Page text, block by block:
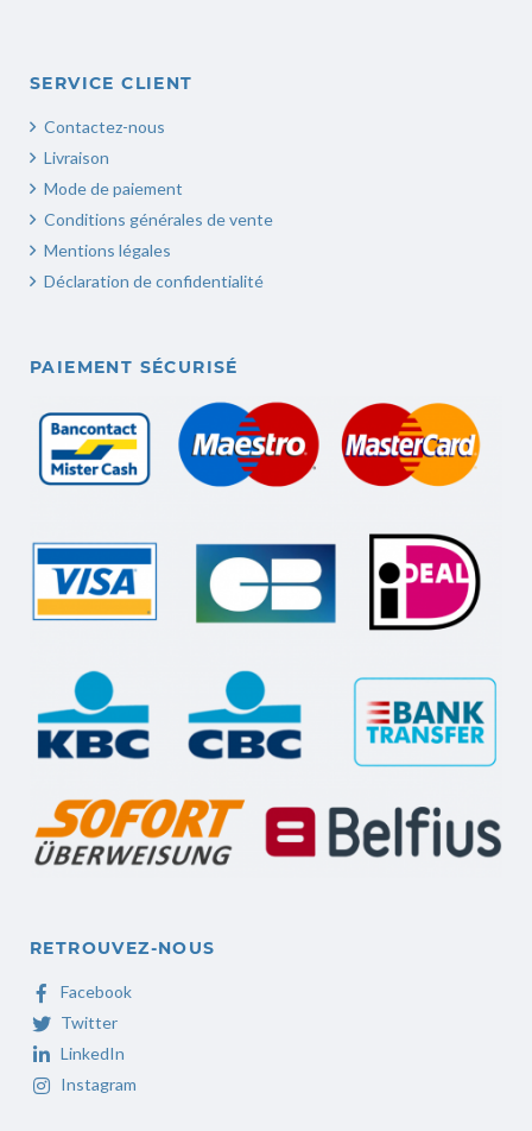
SERVICE CLIENT
Contactez-nous
Livraison
Mode de paiement
Conditions générales de vente
Mentions légales
Déclaration de confidentialité
PAIEMENT SÉCURISÉ
RETROUVEZ-NOUS
Facebook
Twitter
LinkedIn
Instagram